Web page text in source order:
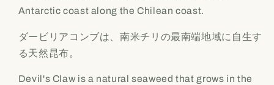
Antarctic coast along the Chilean coast.
ダービリアコンブは、南米チリの最南端地域に自生す
る天然昆布。
Devil's Claw is a natural seaweed that grows in the